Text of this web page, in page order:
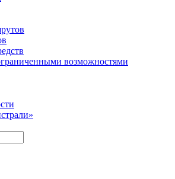
возможностями